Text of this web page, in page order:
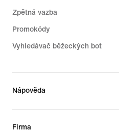
Zpětná vazba
Promokódy
Vyhledávač běžeckých bot
Nápověda
Firma